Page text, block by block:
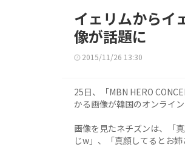
イェリムからイ
像が話題に
2015/11/26 13:30
25日、「MBN HERO
かる画像が韓国のオンライ
画像を見たネチズンは、「
じw」、「真顔してるとお